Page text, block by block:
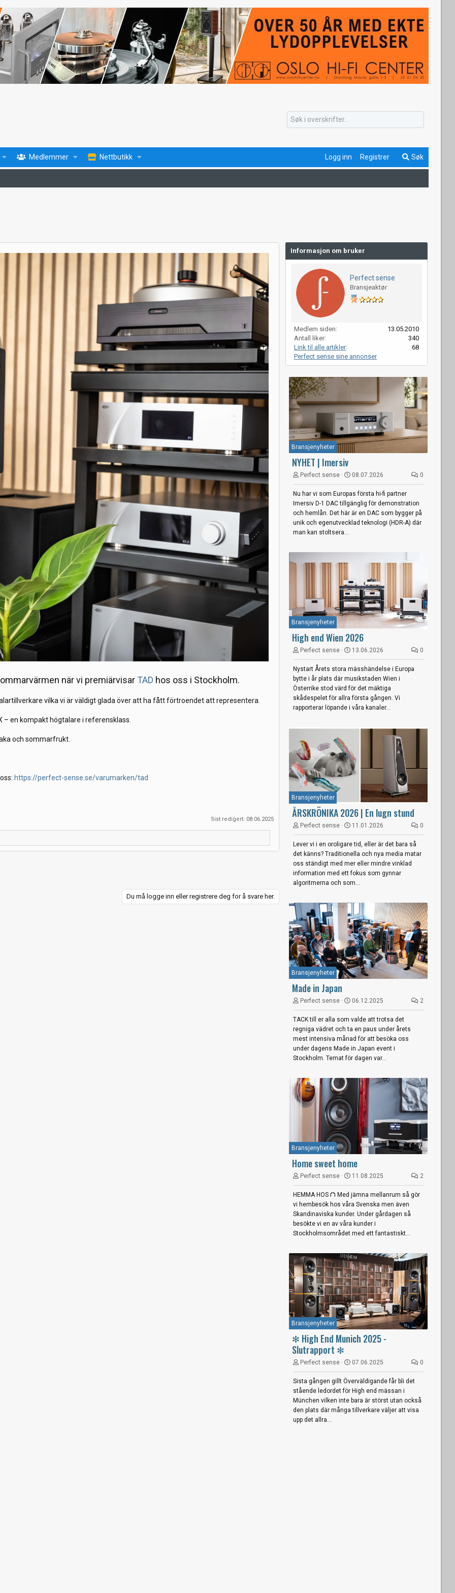
Medlemmer Nettbutikk Logg inn Registrer Søk
när vi premiärvisar TAD hos oss i Stockholm.
vilka vi är väldigt glada över att ha fått förtroendet att representera.
– en kompakt högtalare i referensklass.
och sommarfrukt.
https://perfect-sense.se/varumarken/tad
Sist redigert: 08.06.2025
Du må logge inn eller registrere deg for å svare her.
Informasjon om bruker
Perfect sense
Bransjeaktør
Medlem siden
13.05.2010
Antall liker
340
Link til alle artikler
68
Perfect sense sine annonser
Bransjenyheter
NYHET | Imersiv
Perfect sense 08.07.2026 0
Nu har vi som Europas första hi-fi partner
Imersiv D-1 DAC tillgänglig för demonstration
och hemlån. Det här är en DAC som bygger på
unik och egenutvecklad teknologi (HDR-A) där
man kan stoltsera...
Bransjenyheter
High end Wien 2026
Perfect sense 13.06.2026 0
Nystart Årets stora mässhändelse i Europa
bytte i år plats där musikstaden Wien i
Österrike stod värd för det mäktiga
skådespelet för allra första gången. Vi
rapporterar löpande i våra kanaler...
Bransjenyheter
ÅRSKRÖNIKA 2026 | En lugn stund
Perfect sense 11.01.2026 0
Lever vi i en oroligare tid, eller är det bara så
det känns? Traditionella och nya media matar
oss ständigt med mer eller mindre vinklad
information med ett fokus som gynnar
algoritmerna och som...
Bransjenyheter
Made in Japan
Perfect sense 06.12.2025 2
TACK till er alla som valde att trotsa det
regniga vädret och ta en paus under årets
mest intensiva månad för att besöka oss
under dagens Made in Japan event i
Stockholm. Temat för dagen var...
Bransjenyheter
Home sweet home
Perfect sense 11.08.2025 2
HEMMA HOS ⛫ Med jämna mellanrum så gör
vi hembesök hos våra Svenska men även
Skandinaviska kunder. Under gårdagen så
besökte vi en av våra kunder i
Stockholmsområdet med ett fantastiskt...
Bransjenyheter
✻ High End Munich 2025 -
Slutrapport ✻
Perfect sense 07.06.2025 0
Sista gången gillt Överväldigande får bli det
stående ledordet för High end mässan i
München vilken inte bara är störst utan också
den plats där många tillverkare väljer att visa
upp det allra...